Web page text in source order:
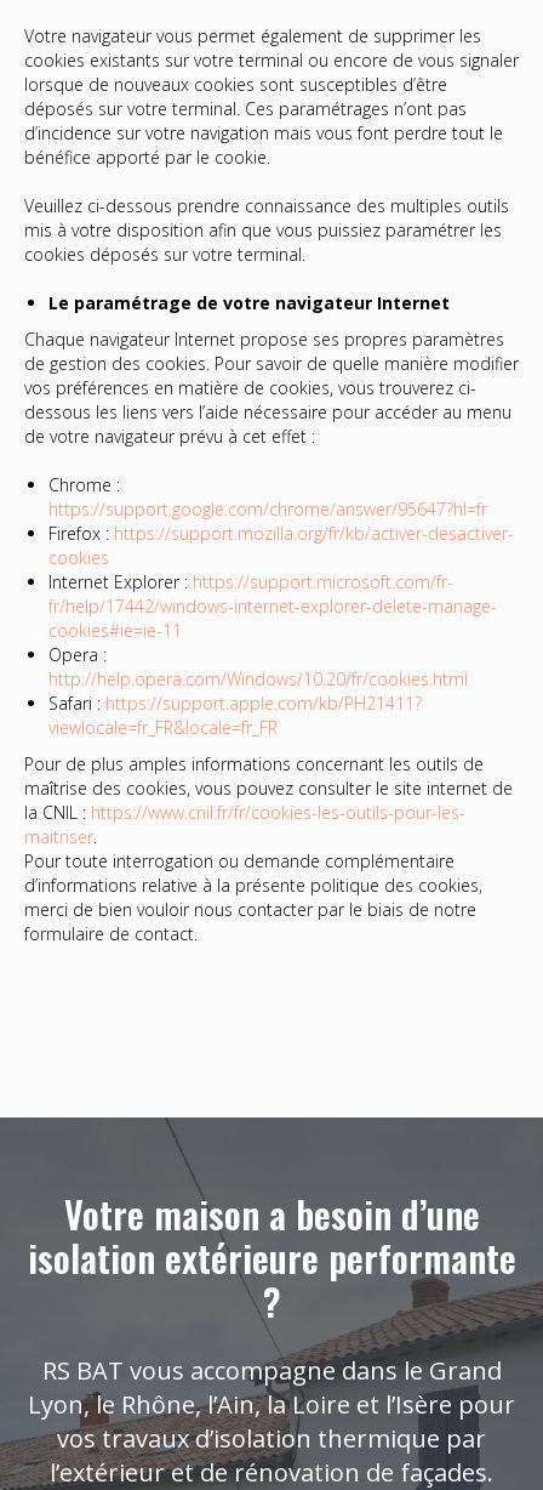
Votre navigateur vous permet également de supprimer les
cookies existants sur votre terminal ou encore de vous signaler
lorsque de nouveaux cookies sont susceptibles d’être
déposés sur votre terminal. Ces paramétrages n’ont pas
d’incidence sur votre navigation mais vous font perdre tout le
bénéfice apporté par le cookie.
Veuillez ci-dessous prendre connaissance des multiples outils
mis à votre disposition afin que vous puissiez paramétrer les
cookies déposés sur votre terminal.
Le paramétrage de votre navigateur Internet
Chaque navigateur Internet propose ses propres paramètres
de gestion des cookies. Pour savoir de quelle manière modifier
vos préférences en matière de cookies, vous trouverez ci-
dessous les liens vers l’aide nécessaire pour accéder au menu
de votre navigateur prévu à cet effet :
Chrome :
https://support.google.com/chrome/answer/95647?hl=fr
Firefox : https://support.mozilla.org/fr/kb/activer-desactiver-
cookies
Internet Explorer : https://support.microsoft.com/fr-
fr/help/17442/windows-internet-explorer-delete-manage-
cookies#ie=ie-11
Opera :
http://help.opera.com/Windows/10.20/fr/cookies.html
Safari : https://support.apple.com/kb/PH21411?
viewlocale=fr_FR&locale=fr_FR
Pour de plus amples informations concernant les outils de
maîtrise des cookies, vous pouvez consulter le site internet de
la CNIL : https://www.cnil.fr/fr/cookies-les-outils-pour-les-
maitriser.
Pour toute interrogation ou demande complémentaire
d’informations relative à la présente politique des cookies,
merci de bien vouloir nous contacter par le biais de notre
formulaire de contact.
Votre maison a besoin d’une
isolation extérieure performante
?
RS BAT vous accompagne dans le Grand
Lyon, le Rhône, l’Ain, la Loire et l’Isère pour
vos travaux d’isolation thermique par
l’extérieur et de rénovation de façades.